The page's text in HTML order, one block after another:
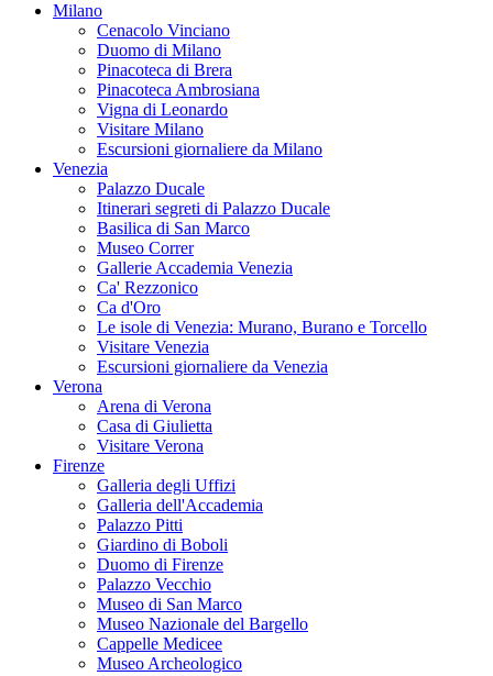
Milano
Cenacolo Vinciano
Duomo di Milano
Pinacoteca di Brera
Pinacoteca Ambrosiana
Vigna di Leonardo
Visitare Milano
Escursioni giornaliere da Milano
Venezia
Palazzo Ducale
Itinerari segreti di Palazzo Ducale
Basilica di San Marco
Museo Correr
Gallerie Accademia Venezia
Ca' Rezzonico
Ca d'Oro
Le isole di Venezia: Murano, Burano e Torcello
Visitare Venezia
Escursioni giornaliere da Venezia
Verona
Arena di Verona
Casa di Giulietta
Visitare Verona
Firenze
Galleria degli Uffizi
Galleria dell'Accademia
Palazzo Pitti
Giardino di Boboli
Duomo di Firenze
Palazzo Vecchio
Museo di San Marco
Museo Nazionale del Bargello
Cappelle Medicee
Museo Archeologico